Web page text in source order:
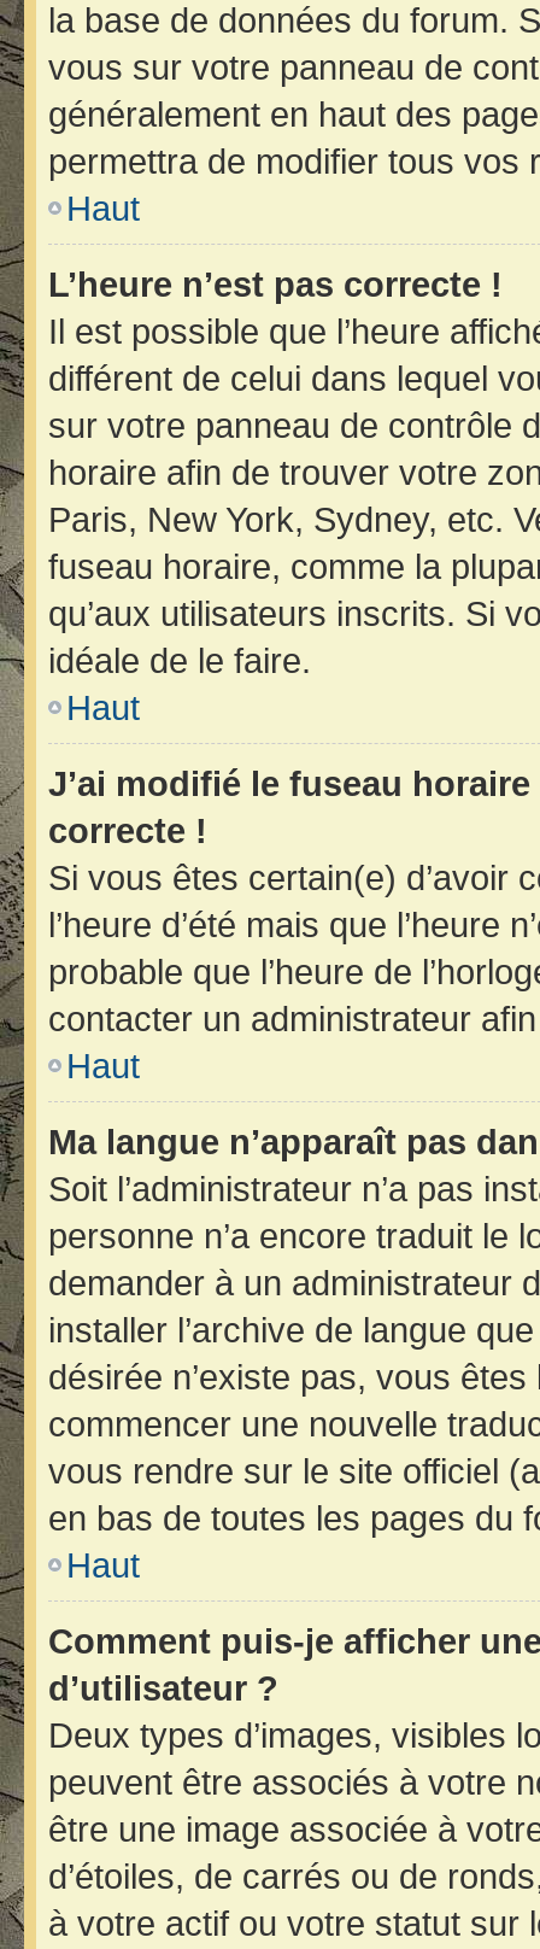
la base de données du forum.
vous sur votre panneau de
généralement en haut des
permettra de modifier tous
Haut
L’heure n’est pas correcte !
Il est possible que l’heure
différent de celui dans lequel
sur votre panneau de contrôle
horaire afin de trouver votre
Paris, New York, Sydney, etc.
fuseau horaire, comme la
qu’aux utilisateurs inscrits. Si
idéale de le faire.
Haut
J’ai modifié le fuseau
correcte !
Si vous êtes certain(e) d’avoir
l’heure d’été mais que l’heure
probable que l’heure de
contacter un administrateur
Haut
Ma langue n’apparaît pas
Soit l’administrateur n’a pas
personne n’a encore traduit le
demander à un administrateur
installer l’archive de langue
désirée n’existe pas, vous
commencer une nouvelle
vous rendre sur le site officiel
en bas de toutes les pages du
Haut
Comment puis-je afficher
d’utilisateur ?
Deux types d’images, visibles
peuvent être associés à votre
être une image associée à
d’étoiles, de carrés ou de
à votre actif ou votre statut sur